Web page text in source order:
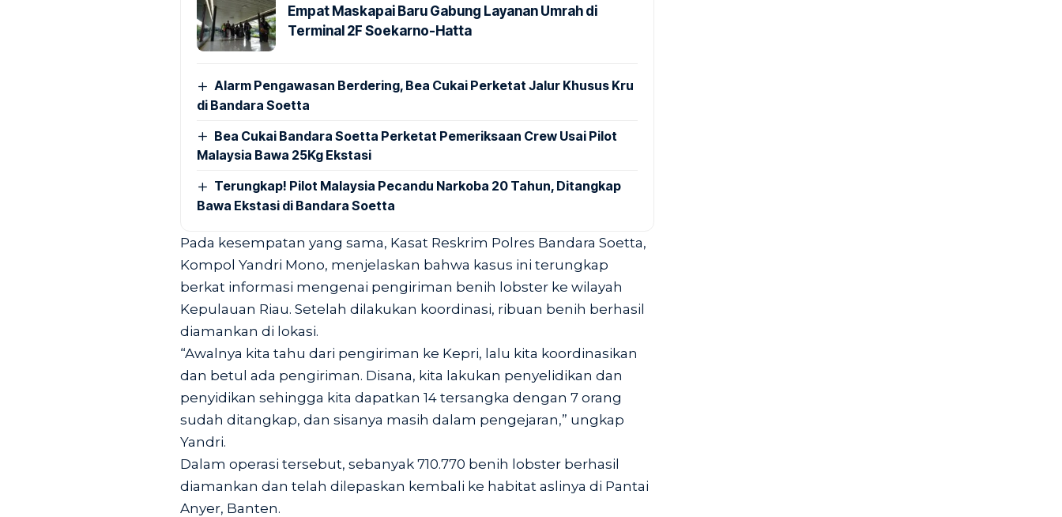
Empat Maskapai Baru Gabung Layanan Umrah di
Terminal 2F Soekarno-Hatta
Alarm Pengawasan Berdering, Bea Cukai Perketat Jalur Khusus Kru
di Bandara Soetta
Bea Cukai Bandara Soetta Perketat Pemeriksaan Crew Usai Pilot
Malaysia Bawa 25Kg Ekstasi
Terungkap! Pilot Malaysia Pecandu Narkoba 20 Tahun, Ditangkap
Bawa Ekstasi di Bandara Soetta
Pada kesempatan yang sama, Kasat Reskrim Polres Bandara Soetta,
Kompol Yandri Mono, menjelaskan bahwa kasus ini terungkap
berkat informasi mengenai pengiriman benih lobster ke wilayah
Kepulauan Riau. Setelah dilakukan koordinasi, ribuan benih berhasil
diamankan di lokasi.
“Awalnya kita tahu dari pengiriman ke Kepri, lalu kita koordinasikan
dan betul ada pengiriman. Disana, kita lakukan penyelidikan dan
penyidikan sehingga kita dapatkan 14 tersangka dengan 7 orang
sudah ditangkap, dan sisanya masih dalam pengejaran,” ungkap
Yandri.
Dalam operasi tersebut, sebanyak 710.770 benih lobster berhasil
diamankan dan telah dilepaskan kembali ke habitat aslinya di Pantai
Anyer, Banten.